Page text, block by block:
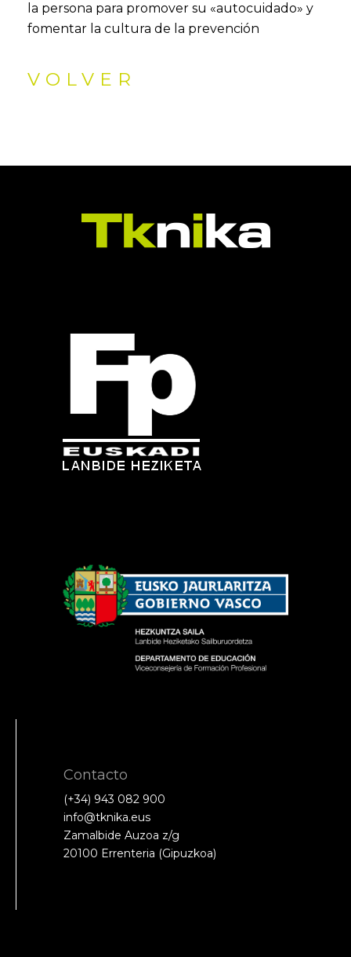
la persona para promover su «autocuidado» y
fomentar la cultura de la prevención
VOLVER
Contacto
(+34) 943 082 900
info@tknika.eus
Zamalbide Auzoa z/g
20100 Errenteria (Gipuzkoa)